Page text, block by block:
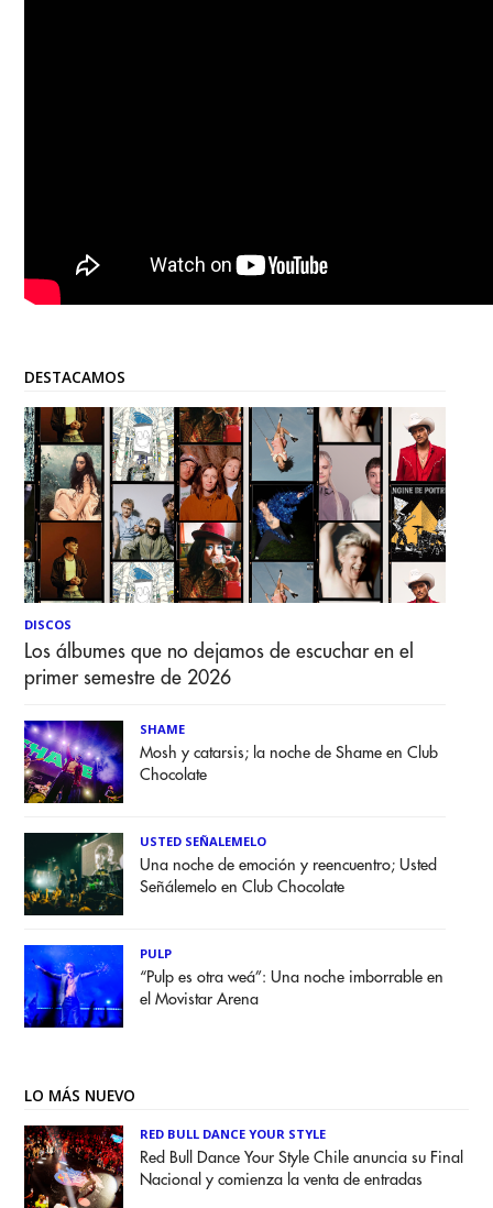
DESTACAMOS
DISCOS
Los álbumes que no dejamos de escuchar en el
primer semestre de 2026
SHAME
Mosh y catarsis; la noche de Shame en Club
Chocolate
USTED SEÑALEMELO
Una noche de emoción y reencuentro; Usted
Señálemelo en Club Chocolate
PULP
“Pulp es otra weá”: Una noche imborrable en
el Movistar Arena
LO MÁS NUEVO
RED BULL DANCE YOUR STYLE
Red Bull Dance Your Style Chile anuncia su Final
Nacional y comienza la venta de entradas